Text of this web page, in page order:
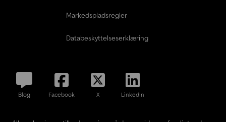
Markedspladsregler
Databeskyttelseserklæring
Blog Facebook X LinkedIn